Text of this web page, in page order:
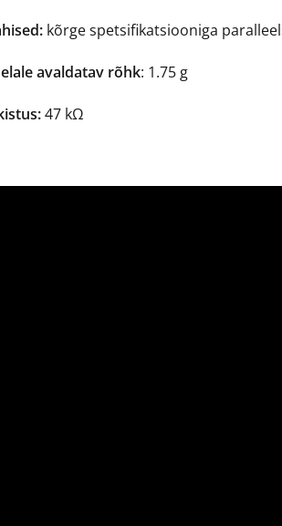
kõrge spetsifikatsiooniga
avaldatav rõhk: ​1.75 g
47 kΩ